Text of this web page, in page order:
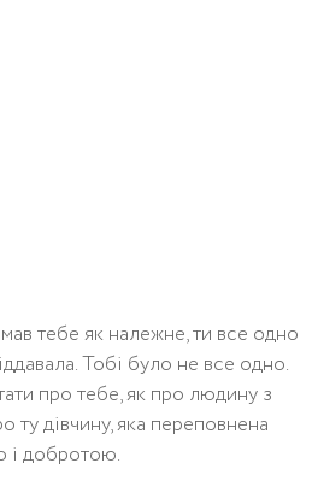
тебе як належне, ти все одно
Тобі було не все одно.
про тебе, як про людину з
ту дівчину, яка переповнена
і добротою.